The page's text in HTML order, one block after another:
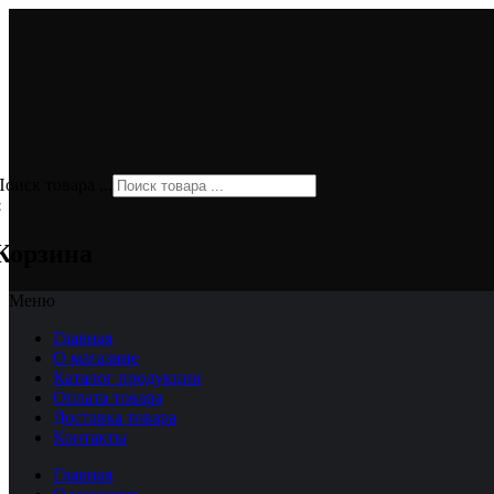
товара ...
Меню
Главная
О магазине
Каталог продукции
Оплата товара
Доставка товара
Контакты
Главная